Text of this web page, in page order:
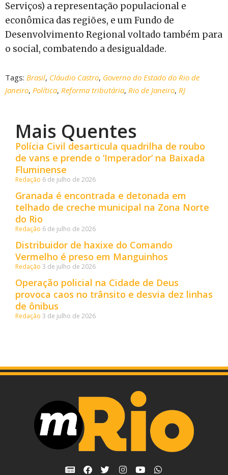
Serviços) a representação populacional e
econômica das regiões, e um Fundo de
Desenvolvimento Regional voltado também para
o social, combatendo a desigualdade.
Tags: Brasil, Cláudio Castro, Governo do Estado do Rio de
Janeiro, Política, Reforma tributária, Rio de Janeiro, RJ
Mais Quentes
Polícia Civil desarticula quadrilha de roubo
de vans e prende o ‘Imperador’ na Baixada
Fluminense
Redação 6 de julho de 2026
Granada é encontrada e detonada em
telhado de creche municipal na Zona Norte
do Rio
Redação 6 de julho de 2026
Distribuidor de haxixe do Comando
Vermelho é preso em Manguinhos
Redação 3 de julho de 2026
Operação policial na Cidade de Deus
provoca caos no trânsito e desvia dez linhas
de ônibus
Redação 3 de julho de 2026